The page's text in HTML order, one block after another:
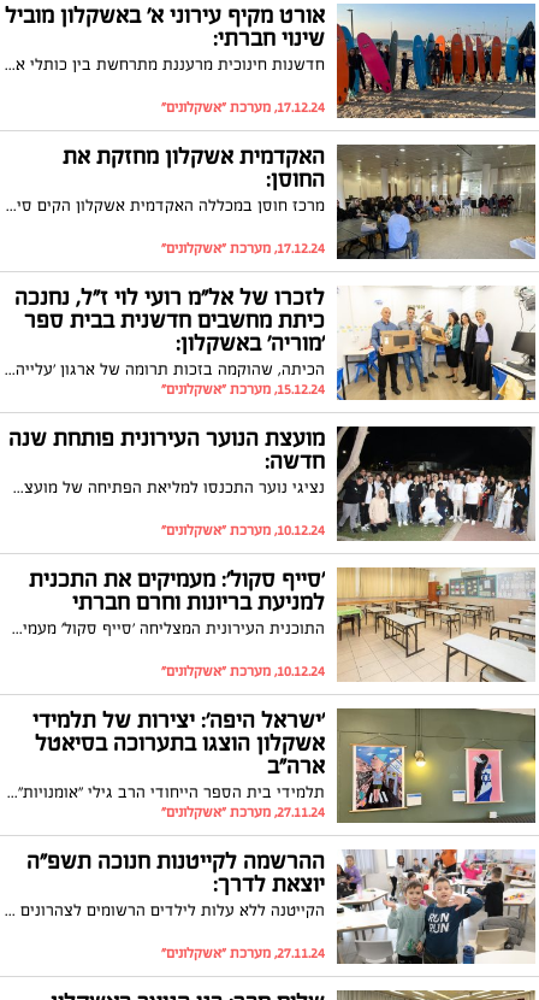
אורט מקיף עירוני א' באשקלון מוביל
שינוי חברתי:
חדשנות חינוכית מרעננת מתרחשת בין כותלי אורט מקיף עירוני א' באשקלון, שם הופך בית הספר למרכז קהילתי תוסס המציע מגוון רחב של חוגים לתלמידי חטיבת הביניים.
17.12.24, מערכת "אשקלונים"
האקדמית אשקלון מחזקת את
החוסן:
מרכז חוסן במכללה האקדמית אשקלון הקים סיירת נאמני חוסן שמורכבת מסטודנטים וסטודנטיות שמעוניינים לסייע לחבריהם ללימודים לחזק את החוסן שלהם באמצעות גיבוש קבוצות ומפגשים חברתיים. נמשכת ההרשמה לסטודנטים שמעוניינים להתנדב >>
17.12.24, מערכת "אשקלונים"
לזכרו של אל"מ רועי לוי ז"ל, נחנכה
כיתת מחשבים חדשנית בבית ספר
'מוריה' באשקלון:
הכיתה, שהוקמה בזכות תרומה של ארגון 'עלייה', מצוידת במערכת מתקדמת עם תוכנת 'נינטנדו' ייחודית המעודדת תנועה בקרב תלמידים עם צרכים מיוחדים
15.12.24, מערכת "אשקלונים"
מועצת הנוער העירונית פותחת שנה
חדשה:
נציגי נוער התכנסו למליאת הפתיחה של מועצת הנוער העירונית לשנת תשפ"ה וקיבלו בברכה את 50 החברים החדשים.
10.12.24, מערכת "אשקלונים"
'סייף סקול': מעמיקים את התכנית
למניעת בריונות וחרם חברתי
התוכנית העירונית המצליחה 'סייף סקול' מעמיקה את פעילותיה באמצעות שיתוף פעולה בין בתי הספר, הילדים וההורים
10.12.24, מערכת "אשקלונים"
'ישראל היפה': יצירות של תלמידי
אשקלון הוצגו בתערוכה בסיאטל
ארה"ב
תלמידי בית הספר הייחודי הרב גילי "אומנויות" באשקלון, הציגו תערוכת ציורים בקהילה הישראלית יהודית בסיאטל
27.11.24, מערכת "אשקלונים"
ההרשמה לקייטנות חנוכה תשפ"ה
יוצאת לדרך:
הקייטנה ללא עלות לילדים הרשומים לצהרונים מחודש ספטמבר; מהרו לשריין את המקום לילדיכם
27.11.24, מערכת "אשקלונים"